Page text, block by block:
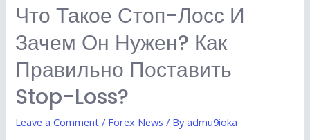
Profit?
Как
применять
ордера
Тейк-
Профит?
Что Такое Стоп-Лосс И
Зачем Он Нужен? Как
Правильно Поставить
Stop-Loss?
Leave a Comment / Forex News / Byadmu9ioka